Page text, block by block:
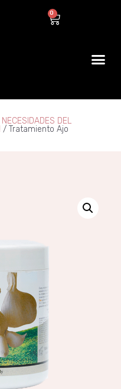
0
NECESIDADES DEL
/ Tratamiento Ajo